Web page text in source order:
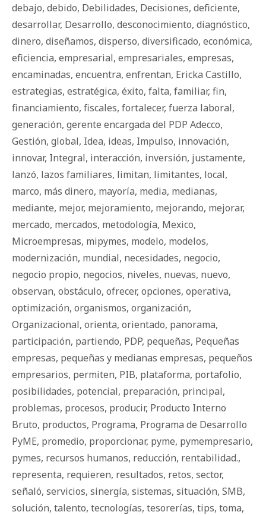
debajo, debido, Debilidades, Decisiones, deficiente,
desarrollar, Desarrollo, desconocimiento, diagnóstico,
dinero, diseñamos, disperso, diversificado, económica,
eficiencia, empresarial, empresariales, empresas,
encaminadas, encuentra, enfrentan, Ericka Castillo,
estrategias, estratégica, éxito, falta, familiar, fin,
financiamiento, fiscales, fortalecer, fuerza laboral,
generación, gerente encargada del PDP Adecco,
Gestión, global, Idea, ideas, Impulso, innovación,
innovar, Integral, interacción, inversión, justamente,
lanzó, lazos familiares, limitan, limitantes, local,
marco, más dinero, mayoría, media, medianas,
mediante, mejor, mejoramiento, mejorando, mejorar,
mercado, mercados, metodología, Mexico,
Microempresas, mipymes, modelo, modelos,
modernización, mundial, necesidades, negocio,
negocio propio, negocios, niveles, nuevas, nuevo,
observan, obstáculo, ofrecer, opciones, operativa,
optimización, organismos, organización,
Organizacional, orienta, orientado, panorama,
participación, partiendo, PDP, pequeñas, Pequeñas
empresas, pequeñas y medianas empresas, pequeños
empresarios, permiten, PIB, plataforma, portafolio,
posibilidades, potencial, preparación, principal,
problemas, procesos, producir, Producto Interno
Bruto, productos, Programa, Programa de Desarrollo
PyME, promedio, proporcionar, pyme, pymempresario,
pymes, recursos humanos, reducción, rentabilidad.,
representa, requieren, resultados, retos, sector,
señaló, servicios, sinergía, sistemas, situación, SMB,
solución, talento, tecnologías, tesorerías, tips, toma,